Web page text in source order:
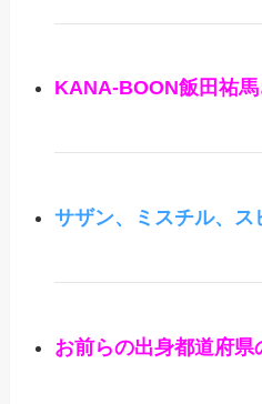
KANA-BOON飯田祐馬
サザン、ミスチル、ス
お前らの出身都道府県